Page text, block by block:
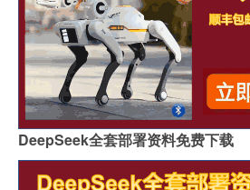
DeepSeek全套部署资料免费下载